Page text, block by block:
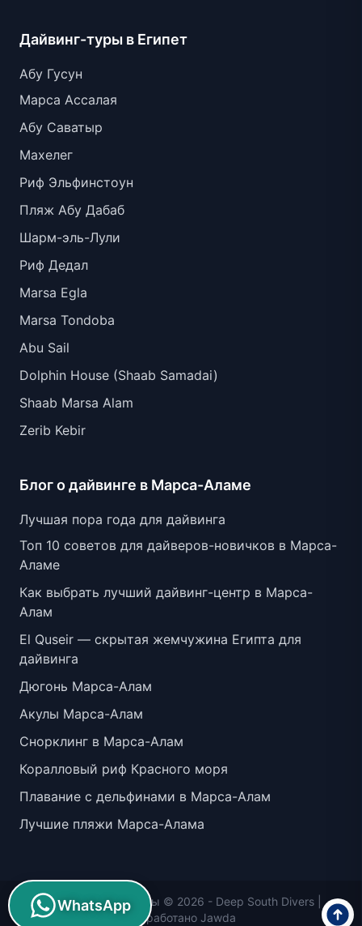
Дайвинг-туры в Египет
Абу Гусун
Марса Ассалая
Абу Саватыр
Махелег
Риф Эльфинстоун
Пляж Абу Дабаб
Шарм-эль-Лули
Риф Дедал
Marsa Egla
Marsa Tondoba
Abu Sail
Dolphin House (Shaab Samadai)
Shaab Marsa Alam
Zerib Kebir
Блог о дайвинге в Марса-Аламе
Лучшая пора года для дайвинга
Топ 10 советов для дайверов-новичков в Марса-
Аламе
Как выбрать лучший дайвинг-центр в Марса-
Алам
El Quseir — скрытая жемчужина Египта для
дайвинга
Дюгонь Марса-Алам
Акулы Марса-Алам
Снорклинг в Марса-Алам
Коралловый риф Красного моря
Плавание с дельфинами в Марса-Алам
Лучшие пляжи Марса-Алама
Все права защищены © 2026 - Deep South Divers
Разработано Jawda
WhatsApp